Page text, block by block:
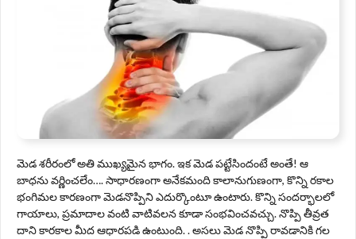
మెడ శరీరంలో అతి ముఖ్యమైన భాగం. ఇక మెడ పట్టేసిందంటే అంతే! ఆ
బాధను వర్ణించలేం…. సాధారణంగా అనేకమంది కాలానుగుణంగా, కొన్ని రకాల
భంగిమల కారణంగా మెడనొప్పిని ఎదుర్కొంటూ ఉంటారు. కొన్ని సందర్భాలలో
గాయాలు, ప్రమాదాల వంటి వాటివలన కూడా సంభవించవచ్చు. నొప్పి తీవ్రత
దాని కారకాల మీద ఆధారపడి ఉంటుంది. . అసలు మెడ నొప్పి రావడానికి గల